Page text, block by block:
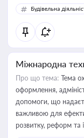
Будівельна
Міжнародна
Про що тема: Тема
оформлення,
допомоги, що
важливою для
розвитку, реформ та